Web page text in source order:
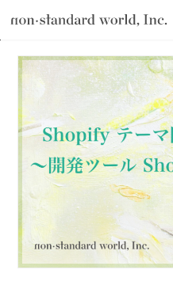
TOP ブログ テクノロジー